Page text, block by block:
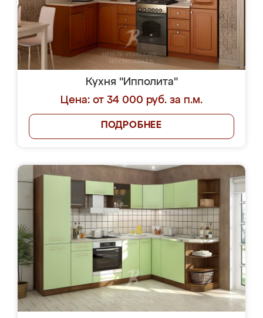
Кухня "Ипполита"
Цена: от 34 000 руб. за п.м.
ПОДРОБНЕЕ